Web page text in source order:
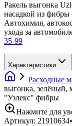
Ракель выгонка
насадкой из фибры
Автохимия,
ухода за
35-99
Характеристики
Расходные
выгонка, зелёный,
"Узлекс" фибры
Нажмите для
Артикул: 21910634•